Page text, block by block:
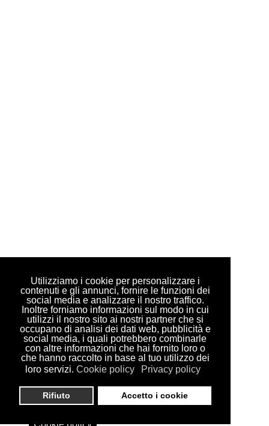
Cookie policy
Utilizziamo i cookie per personalizzare i
contenuti e gli annunci, fornire le funzioni dei
social media e analizzare il nostro traffico.
Inoltre forniamo informazioni sul modo in cui
utilizzi il nostro sito ai nostri partner che si
occupano di analisi dei dati web, pubblicità e
social media, i quali potrebbero combinarle
con altre informazioni che hai fornito loro o
che hanno raccolto in base al tuo utilizzo dei
loro servizi. Cookie policy Privacy policy
Rifiuto Accetto i cookie